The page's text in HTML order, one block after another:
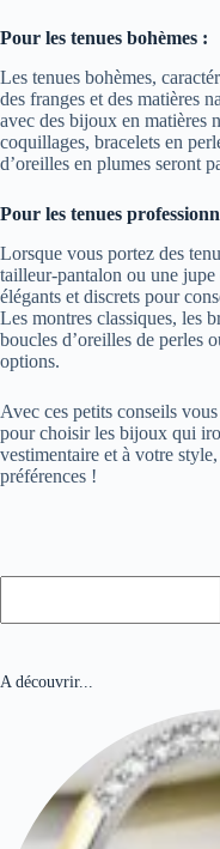
Pour les tenues bohèmes :
Les tenues bohèmes,
des franges et des matières
avec des bijoux en matières
coquillages, bracelets en
d’oreilles en plumes seront
Pour les tenues
Lorsque vous portez des
tailleur-pantalon ou une
élégants et discrets pour
Les montres classiques, les
boucles d’oreilles de perles
options.
Avec ces petits conseils
pour choisir les bijoux qui
vestimentaire et à votre
préférences !
A découvrir...